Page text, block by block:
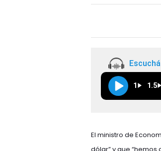
1 1.5
El ministro de
dólar” y que